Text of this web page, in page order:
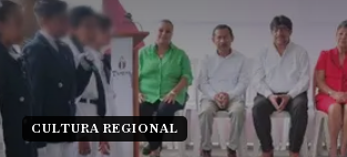
CULTURA REGIONAL